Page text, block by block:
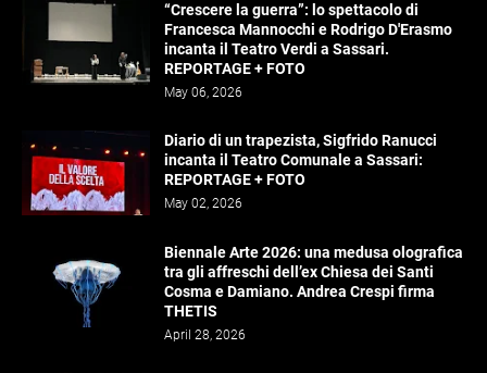
“Crescere la guerra”: lo spettacolo di
Francesca Mannocchi e Rodrigo D'Erasmo
incanta il Teatro Verdi a Sassari.
REPORTAGE + FOTO
May 06, 2026
Diario di un trapezista, Sigfrido Ranucci
incanta il Teatro Comunale a Sassari:
REPORTAGE + FOTO
May 02, 2026
Biennale Arte 2026: una medusa olografica
tra gli affreschi dell’ex Chiesa dei Santi
Cosma e Damiano. Andrea Crespi firma
THETIS
April 28, 2026